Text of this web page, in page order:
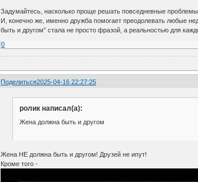
Задумайтесь, насколько проще решать повседневные
И, конечно же, именно дружба помогает преодолевать любые
быть и другом” стала не просто фразой, а реальностью для
0
Поделиться2025-04-16 22:27:25
ролик написал(а):
Жена должна быть и другом
Жена НЕ должна быть и другом! Друзей не ипут!
Кроме того -